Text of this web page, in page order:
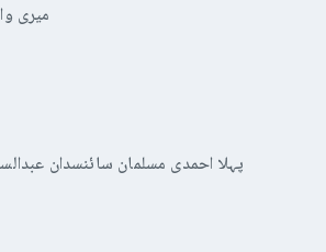
میری
پہلا احمدی مسلمان سائنسدان